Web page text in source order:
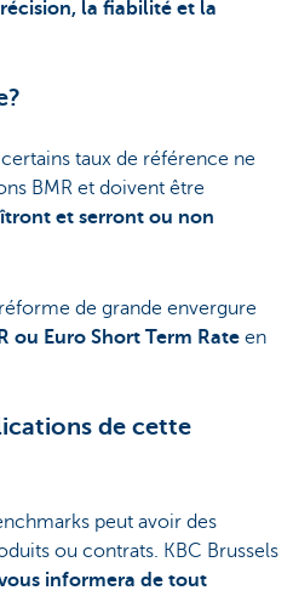
la fiabilité et la
taux de référence ne
BMR et doivent être
et serront ou non
de grande envergure
ou Euro Short Term Rate en
de cette
peut avoir des
ou contrats. KBC Brussels
informera de tout